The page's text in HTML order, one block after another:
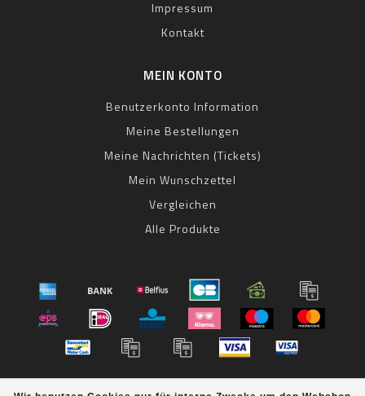
Impressum
Kontakt
MEIN KONTO
Benutzerkonto Information
Meine Bestellungen
Meine Nachrichten (Tickets)
Mein Wunschzettel
Vergleichen
Alle Produkte
© Copyright 2026 bestbike RADSPORT Andreas Kommer -